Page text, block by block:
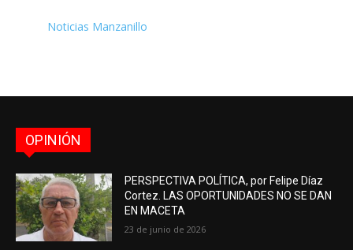
Noticias Manzanillo
OPINIÓN
PERSPECTIVA POLÍTICA, por Felipe Díaz
Cortez. LAS OPORTUNIDADES NO SE DAN
EN MACETA
23 de junio de 2026